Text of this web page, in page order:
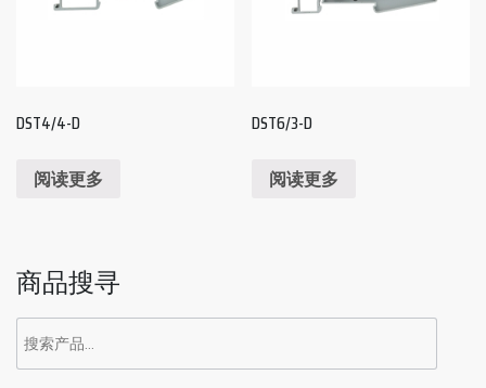
DST4/4-D
阅读更多
DST6/3-D
阅读更多
商品搜寻